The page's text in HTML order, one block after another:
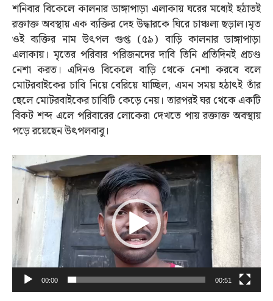
শনিবার বিকেলে কালনার ডাঙ্গাপাড়া এলাকায় ঘরের মধ্যেই হঠাতই
রক্তাক্ত অবস্থায় এক ব্যক্তির দেহ উদ্ধারকে ঘিরে চাঞ্চল্য ছড়াল।মৃত
ওই ব্যক্তির নাম উৎপল গুপ্ত (৫৯) বাড়ি কালনার ডাঙ্গাপাড়া
এলাকায়। মৃতের পরিবার পরিজনদের দাবি তিনি প্রতিদিনই প্রচণ্ড
নেশা করত। এদিনও বিকেলে বাড়ি থেকে নেশা করবে বলে
মোটরবাইকের চাবি নিয়ে বেরিয়ে যাচ্ছিল, এমন সময় হঠাৎই তাঁর
ছেলে মোটরবাইকের চাবিটি কেড়ে নেয়। তারপরই ঘর থেকে একটি
বিকট শব্দ এলে পরিবারের লোকেরা দেখতে পায় রক্তাক্ত অবস্থায়
পড়ে রয়েছেন উৎপলবাবু।
Video
Player
00:00 00:51